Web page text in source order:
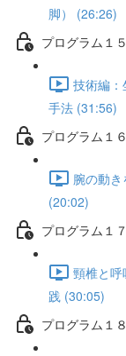
脚） (26:26)
プログラム１５
技術編
手法 (31:56)
プログラム１６
腕の動
(20:02)
プログラム１７
頸椎と
践 (30:05)
プログラム１８